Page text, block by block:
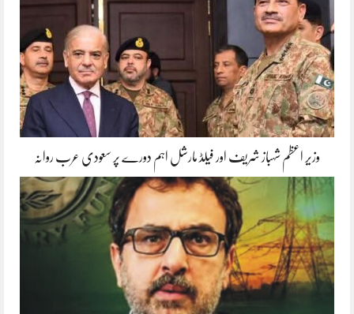
وزیر اعظم شہباز شریف اور فیلڈ مارشل اہم دورے پر سعودی عرب روانہ